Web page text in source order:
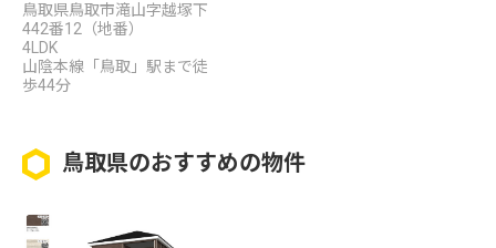
鳥取県鳥取市滝山字越塚下
442番12（地番）
4LDK
山陰本線「鳥取」駅まで徒
歩44分
鳥取県のおすすめの物件